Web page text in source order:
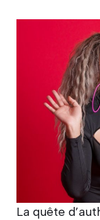
La quête